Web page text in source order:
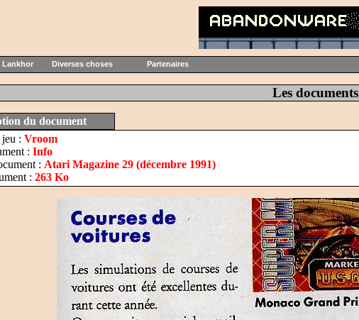
Lankhor Diverses choses Partenaires
Les documents
du document
: Vroom
: Info
: Atari Magazine 29 (décembre 1991)
: 263 Ko